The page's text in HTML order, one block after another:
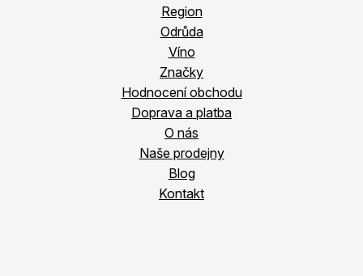
Region
Odrůda
Víno
Značky
Hodnocení obchodu
Doprava a platba
O nás
Naše prodejny
Blog
Kontakt